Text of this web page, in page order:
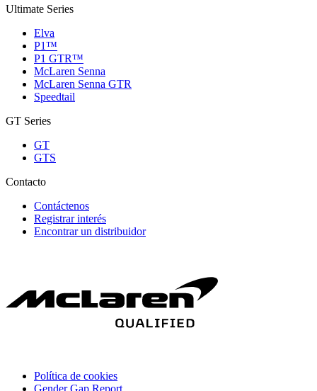
Ultimate Series
Elva
P1™
P1 GTR™
McLaren Senna
McLaren Senna GTR
Speedtail
GT Series
GT
GTS
Contacto
Contáctenos
Registrar interés
Encontrar un distribuidor
Política de cookies
Gender Gap Report